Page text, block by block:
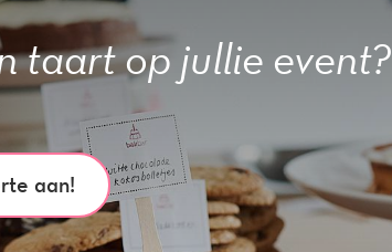
taart op jullie event?
aan!